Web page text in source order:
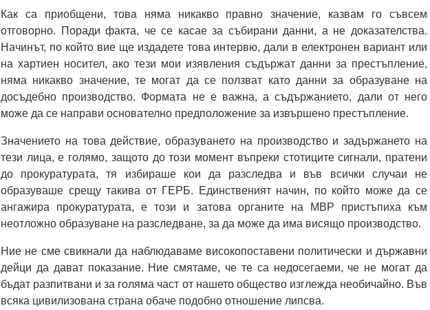
Как са приобщени, това няма никакво правно значение, казвам го съвсем
отговорно. Поради факта, че се касае за събирани данни, а не доказателства.
Начинът, по който вие ще издадете това интервю, дали в електронен вариант или
на хартиен носител, ако тези мои изявления съдържат данни за престъпление,
няма никакво значение, те могат да се ползват като данни за образуване на
досъдебно производство. Формата не е важна, а съдържанието, дали от него
може да се направи основателно предположение за извършено престъпление.
Значението на това действие, образуването на производство и задържането на
тези лица, е голямо, защото до този момент въпреки стотиците сигнали, пратени
до прокуратурата, тя избираше кои да разследва и във всички случаи не
образуваше срещу такива от ГЕРБ. Единственият начин, по който може да се
ангажира прокуратурата, е този и затова органите на МВР пристъпиха към
неотложно образуване на разследване, за да може да има висящо производство.
Ние не сме свикнали да наблюдаваме високопоставени политически и държавни
дейци да дават показание. Ние смятаме, че те са недосегаеми, че не могат да
бъдат разпитвани и за голяма част от нашето общество изглежда необичайно. Във
всяка цивилизована страна обаче подобно отношение липсва.